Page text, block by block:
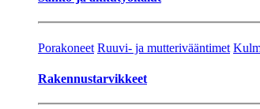
Porakoneet Ruuvi- ja mutterivääntimet
Rakennustarvikkeet